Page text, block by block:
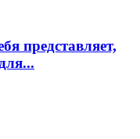
представляет,